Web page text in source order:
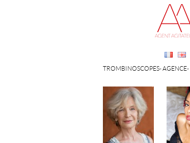
TROMBINOSCOPES AGENCE